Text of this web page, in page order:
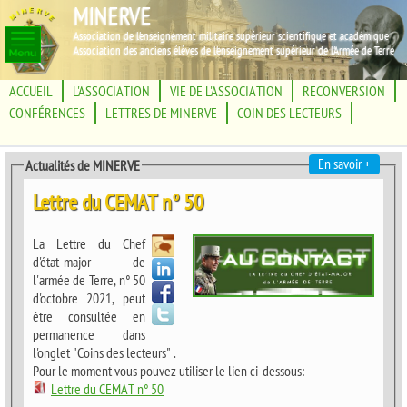
En savoir +
Association de l'enseignement militaire supérieur scientifique et académique
Association des anciens élèves de l'enseignement supérieur de l'Armée de Terre
MINERVE
ACCUEIL L'ASSOCIATION VIE DE L'ASSOCIATION
RECONVERSION
CONFÉRENCES
LETTRES DE MINERVE COIN DES LECTEURS
Actualités de MINERVE
Lettre du CEMAT n° 50
La Lettre du Chef
d'état-major de
l'armée de Terre, n° 50
d'octobre 2021, peut
être consultée en
permanence dans
l'onglet "Coins des lecteurs" .
Pour le moment vous pouvez utiliser le lien ci-dessous:
Lettre du CEMAT n° 50